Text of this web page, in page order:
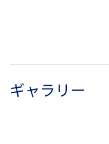
ギャラリー